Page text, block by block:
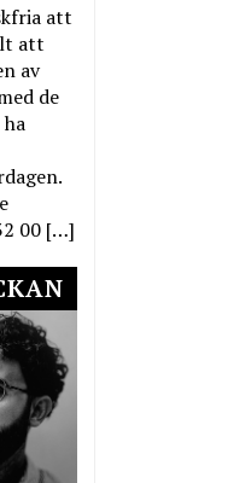
att
att
av
de
00 […]